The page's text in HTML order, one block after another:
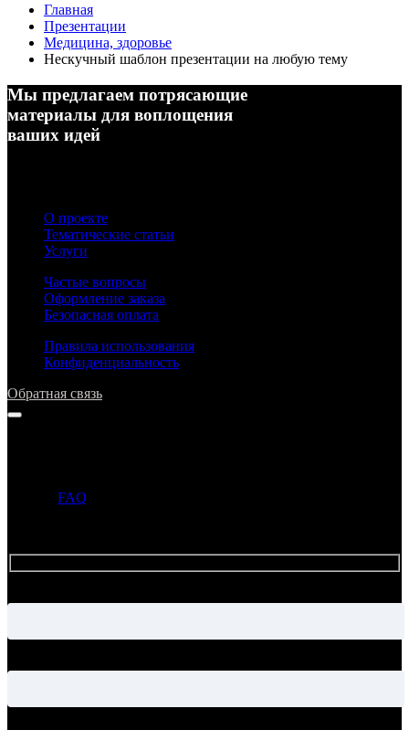
Главная
Презентации
Медицина, здоровье
Нескучный шаблон презентации на любую тему
Мы предлагаем потрясающие
материалы для воплощения
ваших идей
О проекте
Тематические статьи
Услуги
Частые вопросы
Оформление заказа
Безопасная оплата
Правила использования
Конфиденциальность
Обратная связь
FAQ